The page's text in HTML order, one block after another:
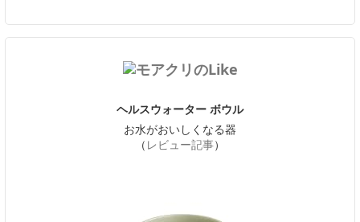
ヘルスウォーター ボウル
お水がおいしくなる器
（ レビュー記事）